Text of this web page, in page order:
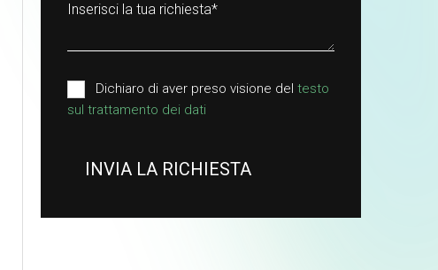
Inserisci la tua richiesta*
Dichiaro di aver preso visione del testo
sul trattamento dei dati
INVIA LA RICHIESTA